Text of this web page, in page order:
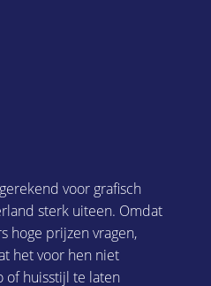
voor grafisch
sterk uiteen. Omdat
hoge prijzen vragen,
het voor hen niet
of huisstijl te laten